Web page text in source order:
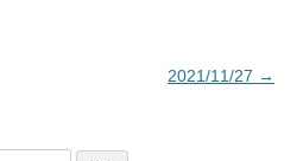
2021/11/27 →